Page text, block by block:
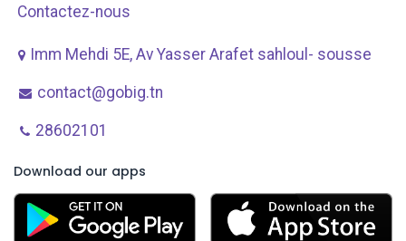
Contactez-nous
Imm Mehdi 5E, Av ​Yasser Arafet sahloul- sousse
contact@gobig.tn
28602101
Download our apps